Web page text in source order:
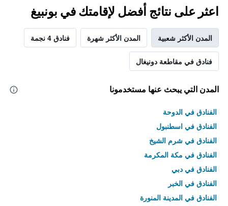
اعثر على نتائج أفضل لإقامتك في بونبيغ
المدن الأكثر شعبية المدن الأكثر شهرة فنادق 4 نجمة
فنادق في مقاطعة دونيغال
المدن التي يبحث عنها مستخدمونا
الفنادق في الدوحة
الفنادق في اسطنبول
الفنادق في شرم الشيخ
الفنادق في مكة المكرمة
الفنادق في دبي
الفنادق في الخبر
الفنادق في المدينة المنورة